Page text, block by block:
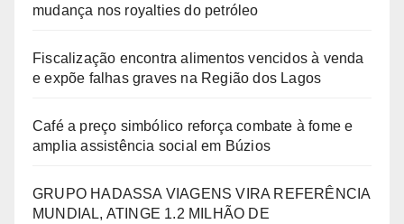
mudança nos royalties do petróleo
Fiscalização encontra alimentos vencidos à venda
e expõe falhas graves na Região dos Lagos
Café a preço simbólico reforça combate à fome e
amplia assistência social em Búzios
GRUPO HADASSA VIAGENS VIRA REFERÊNCIA
MUNDIAL, ATINGE 1.2 MILHÃO DE